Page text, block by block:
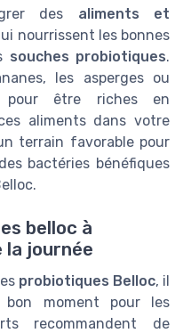
des aliments et
nourrissent les bonnes
souches probiotiques.
les asperges ou
pour être riches en
aliments dans votre
terrain favorable pour
bactéries bénéfiques
belloc à
journée
probiotiques Belloc, il
moment pour les
recommandent de